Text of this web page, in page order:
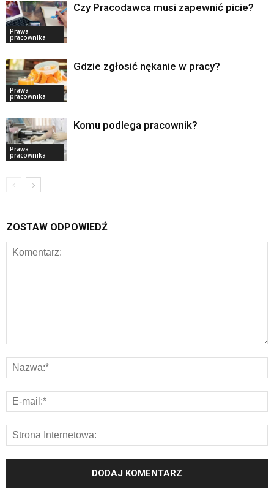
Prawa
pracownika
Czy Pracodawca musi zapewnić picie?
Prawa
pracownika
Gdzie zgłosić nękanie w pracy?
Prawa
pracownika
Komu podlega pracownik?
ZOSTAW ODPOWIEDŹ